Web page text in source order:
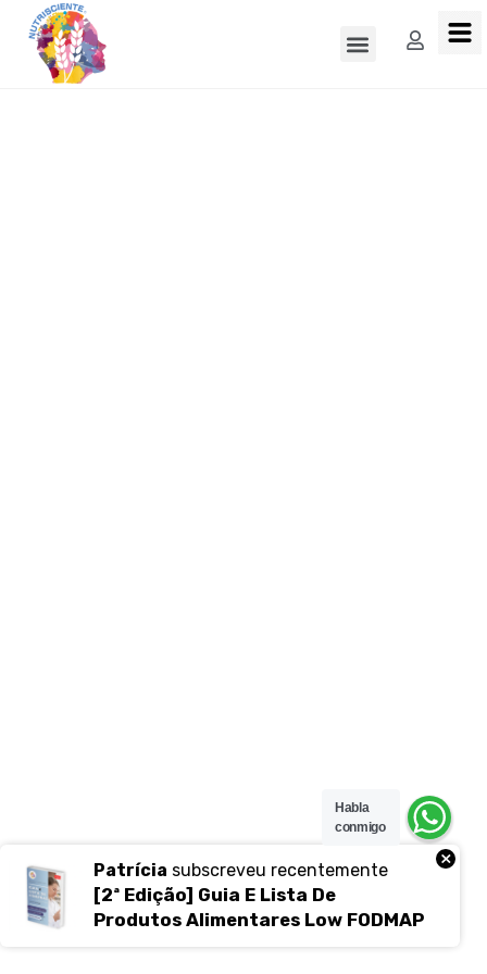
Habla
conmigo
Patrícia subscreveu recentemente
[2ª Edição] Guia E Lista De
Produtos Alimentares Low FODMAP
×